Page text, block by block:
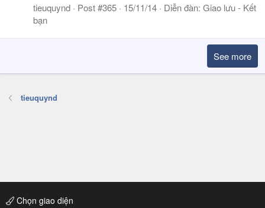
tieuquynd Post #365 15/11/14 Diễn đàn: Giao lưu - Kết
bạn
See more
tieuquynd
Chọn giao diện